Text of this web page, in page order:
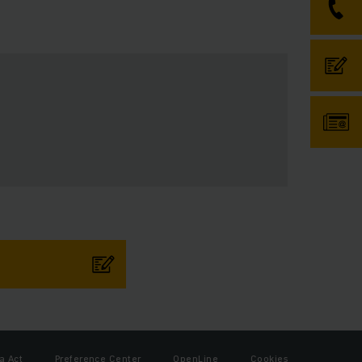
Act Preference Center OpenLine Cookies